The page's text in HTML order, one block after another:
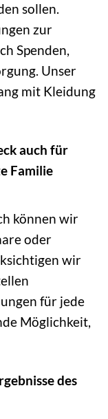
sollen.
zur
Spenden,
Unser
mit Kleidung
auch für
Familie
können wir
oder
wir
für jede
Möglichkeit,
des